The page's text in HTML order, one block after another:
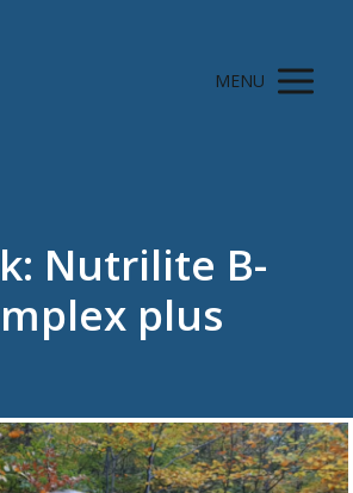
MENU
Nutrilite B-
plus